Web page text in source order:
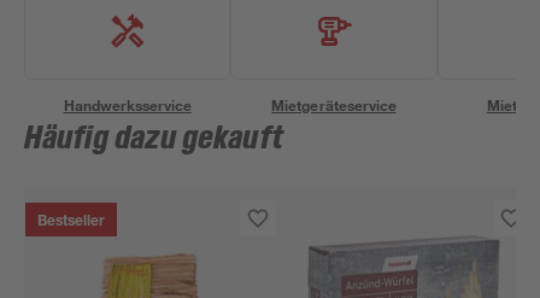
Handwerksservice Mietgeräteservice
Häufig dazu gekauft
Bestseller